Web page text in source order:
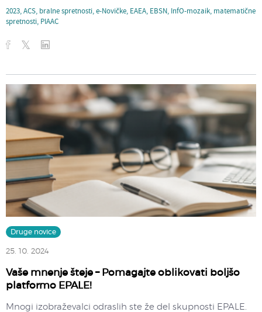
2023,ACS, bralne spretnosti,e-Novičke, EAEA, EBSN, InfO-mozaik, matematične
spretnosti, PIAAC
Druge novice
25. 10. 2024
Vaše mnenje šteje – Pomagajte oblikovati boljšo
platformo EPALE!
Mnogi izobraževalci odraslih ste že del skupnosti EPALE.